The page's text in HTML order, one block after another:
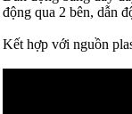
động qua 2 bên, dẫn
Kết hợp với nguồn